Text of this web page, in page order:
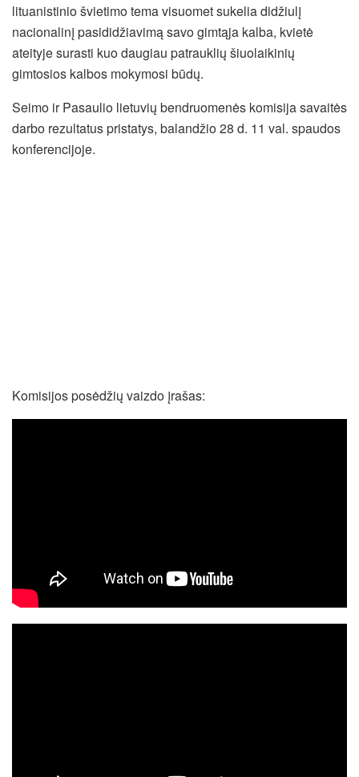
lituanistinio švietimo tema visuomet sukelia didžiulį
nacionalinį pasididžiavimą savo gimtąja kalba, kvietė
ateityje surasti kuo daugiau patrauklių šiuolaikinių
gimtosios kalbos mokymosi būdų.
Seimo ir Pasaulio lietuvių bendruomenės komisija savaitės
darbo rezultatus pristatys, balandžio 28 d. 11 val. spaudos
konferencijoje.
Komisijos posėdžių vaizdo įrašas: